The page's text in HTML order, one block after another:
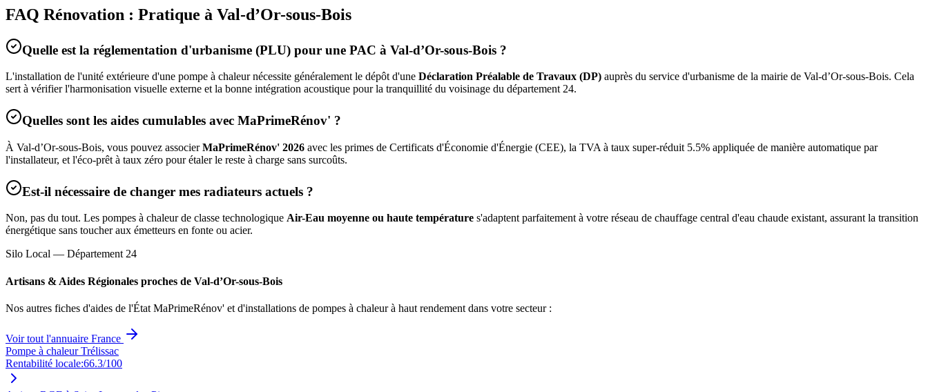
FAQ Rénovation : Pratique à Val-d’Or-sous-Bois
Quelle est la réglementation d'urbanisme (PLU) pour une PAC à Val-d’Or-sous-Bois ?
L'installation de l'unité extérieure d'une pompe à chaleur nécessite généralement le dépôt d'une Déclaration Préalable de Travaux (DP) auprès du service d'urbanisme de la mairie de Val-d’Or-sous-Bois. Cela
sert à vérifier l'harmonisation visuelle externe et la bonne intégration acoustique pour la tranquillité du voisinage du département24.
Quelles sont les aides cumulables avec MaPrimeRénov' ?
À Val-d’Or-sous-Bois, vous pouvez associerMaPrimeRénov' 2026 avec les primes de Certificats d'Économie d'Énergie (CEE), la TVA à taux super-réduit 5.5% appliquée de manière automatique par
l'installateur, et l'éco-prêt à taux zéro pour étaler le reste à charge sans surcoûts.
Est-il nécessaire de changer mes radiateurs actuels ?
Non, pas du tout. Les pompes à chaleur de classe technologique Air-Eau moyenne ou haute température s'adaptent parfaitement à votre réseau de chauffage central d'eau chaude existant, assurant la transition
énergétique sans toucher aux émetteurs en fonte ou acier.
Silo Local — Département 24
Artisans & Aides Régionales proches de Val-d’Or-sous-Bois
Nos autres fiches d'aides de l'État MaPrimeRénov' et d'installations de pompes à chaleur à haut rendement dans votre secteur :
Voir tout l'annuaire France
Pompe à chaleur Trélissac
Rentabilité locale:66.3/100